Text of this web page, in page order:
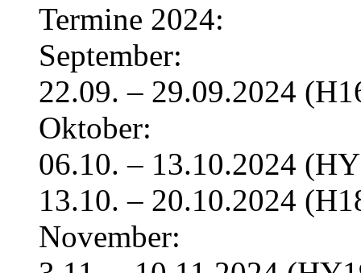
Termine 2024:
September:
22.09. – 29.09.2024
Oktober:
06.10. – 13.10.2024
13.10. – 20.10.2024
November: